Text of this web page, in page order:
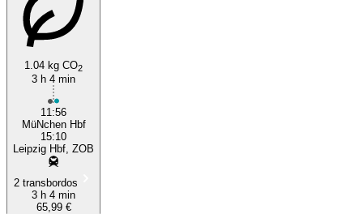
1.04 kg CO2
3 h 4 min
11:56
MüNchen Hbf
15:10
Leipzig Hbf, ZOB
2 transbordos
3 h 4 min
65,99 €